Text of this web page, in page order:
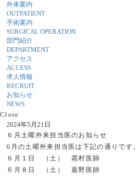
外来案内
OUTPATIENT
手術案内
SURGICAL OPERATION
部門紹介
DEPARTMENT
アクセス
ACCESS
求人情報
RECRUIT
お知らせ
NEWS
Close
2024年5月21日
６月土曜外来担当医のお知らせ
6月の土曜外来担当医は下記の通りです。
６月１日 （土） 霜村医師
６月８日 （土） 嘉野医師